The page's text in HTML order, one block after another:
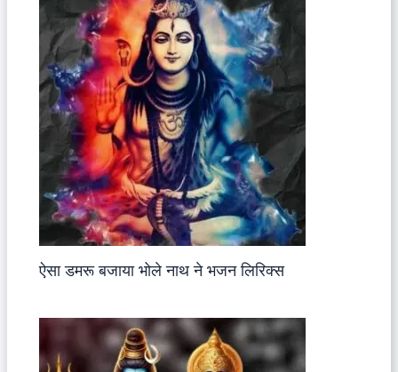
ऐसा डमरू बजाया भोले नाथ ने भजन लिरिक्स